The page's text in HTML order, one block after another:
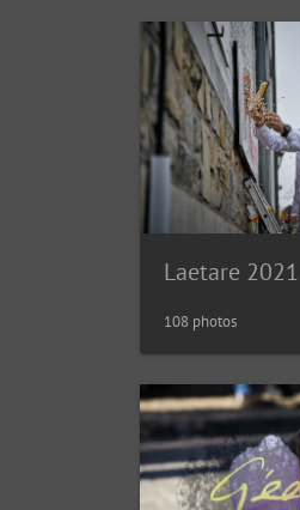
Laetare 2021
108 photos